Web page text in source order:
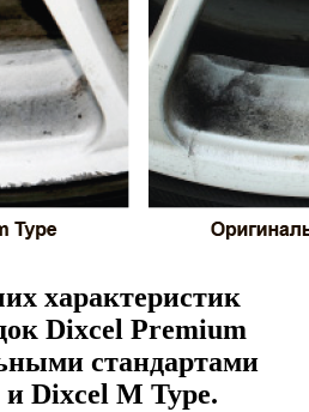
характеристик
Dixcel Premium
стандартами
Dixcel M Type.